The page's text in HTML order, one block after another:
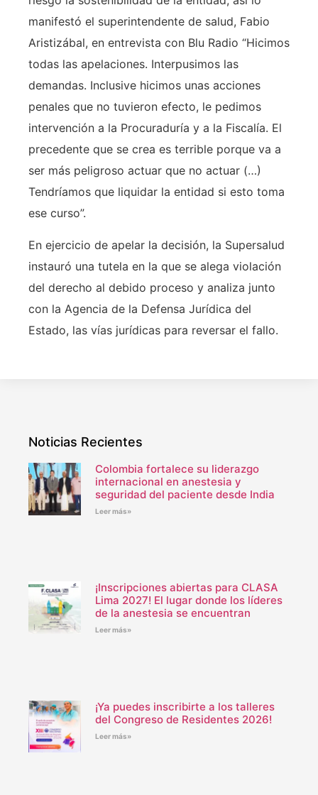
manifestó el superintendente de salud, Fabio
Aristizábal, en entrevista con Blu Radio “Hicimos
todas las apelaciones. Interpusimos las
demandas. Inclusive hicimos unas acciones
penales que no tuvieron efecto, le pedimos
intervención a la Procuraduría y a la Fiscalía. El
precedente que se crea es terrible porque va a
ser más peligroso actuar que no actuar (…)
Tendríamos que liquidar la entidad si esto toma
ese curso”.
En ejercicio de apelar la decisión, la Supersalud
instauró una tutela en la que se alega violación
del derecho al debido proceso y analiza junto
con la Agencia de la Defensa Jurídica del
Estado, las vías jurídicas para reversar el fallo.
Noticias Recientes
Colombia fortalece su liderazgo
internacional en anestesia y
seguridad del paciente desde India
Leer más»
¡Inscripciones abiertas para CLASA
Lima 2027! El lugar donde los líderes
de la anestesia se encuentran
Leer más»
¡Ya puedes inscribirte a los talleres
del Congreso de Residentes 2026!
Leer más»